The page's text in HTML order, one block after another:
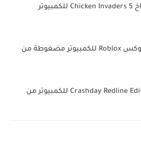
تحميل لعبة الفراخ Chicken Invaders 5 للكمبيوتر
تحميل لعبة روبلوكس Roblox للكمبيوتر مضغوطة من
تحميل لعبة Crashday Redline Edition للكمبيوتر من